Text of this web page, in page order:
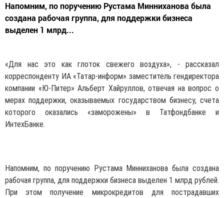
Напомним, по поручению Рустама Минниханова была
создана рабочая группа, для поддержки бизнеса
выделен 1 млрд...
«Для нас это как глоток свежего воздуха», - рассказал
корреспонденту ИА «Татар-информ» заместитель гендиректора
компании «Ю-Питер» Альберт Хайруллов, отвечая на вопрос о
мерах поддержки, оказываемых государством бизнесу, счета
которого оказались «заморожены» в Татфондбанке и
ИнтехБанке.
Напомним, по поручению Рустама Минниханова была создана
рабочая группа, для поддержки бизнеса выделен 1 млрд рублей.
При этом получение микрокредитов для пострадавших